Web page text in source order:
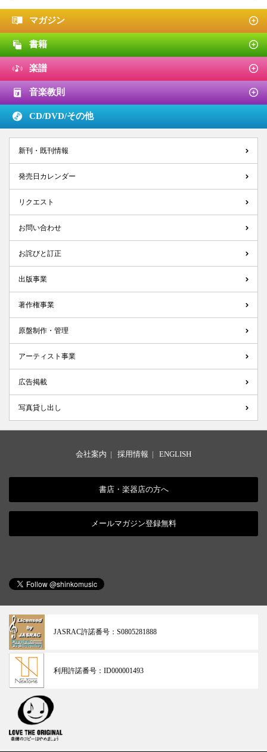
マガジン
書籍
楽譜
音楽教則
CD/DVD/その他
新刊・既刊情報
発売日カレンダー
リクエスト
お問い合わせ
お詫びと訂正
出版事業
著作権事業
原盤制作・管理
アーティスト事業
広告掲載
写真貸し出し
会社案内 | 採用情報 | ENGLISH
書店・楽器店の方へ
メールマガジン登録無料
JASRAC許諾番号： S0805281888
利用許諾番号： ID000001493